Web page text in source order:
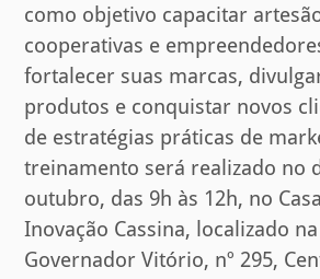
como objetivo capacitar
cooperativas e
fortalecer suas marcas,
produtos e conquistar novos
de estratégias práticas de
treinamento será realizado no
outubro, das 9h às 12h, no
Inovação Cassina, localizado
Governador Vitório, nº 295,